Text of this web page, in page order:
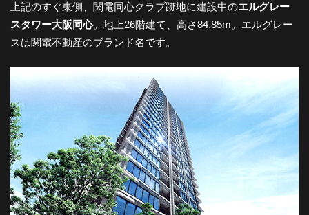
上記のすぐ東側、関電同心クラブ跡地に建設中のエルグレー
スタワー大阪同心。地上26階建て、高さ84.85m。エルグレー
スは関電不動産のブランド名です。